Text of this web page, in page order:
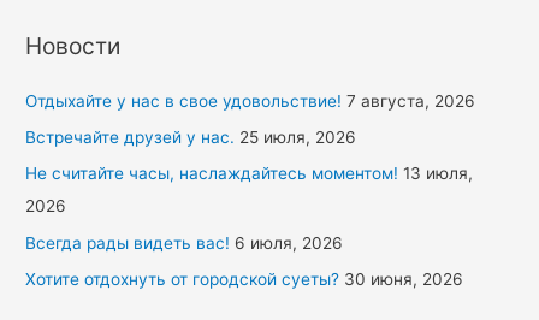
Новости
Отдыхайте у нас в свое удовольствие! 7 августа, 2026
Встречайте друзей у нас. 25 июля, 2026
Не считайте часы, наслаждайтесь моментом! 13 июля,
2026
Всегда рады видеть вас! 6 июля, 2026
Хотите отдохнуть от городской суеты? 30 июня, 2026